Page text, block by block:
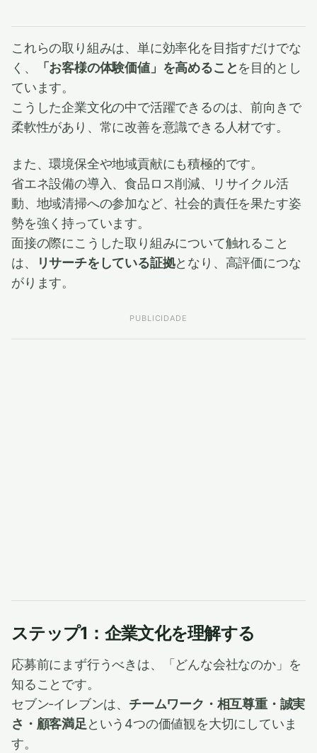
これらの取り組みは、単に効率化を目指すだけでな
く、
「お客様の体験価値」を高めることを目的とし
ています。
こうした企業文化の中で活躍できるのは、前向きで
柔軟性があり、常に改善を意識できる人材です。
また、環境保全や地域貢献にも積極的です。
省エネ設備の導入、食品ロス削減、リサイクル活
動、地域清掃への参加など、社会的責任を果たす姿
勢を強く持っています。
面接の際にこうした取り組みについて触れること
は、
リサーチをしている証拠となり、高評価につな
がります。
PUBLICIDADE
ステップ1：企業文化を理解する
応募前にまず行うべきは、「どんな会社なのか」を
知ることです。
セブン‐イレブンは、 チームワーク・相互尊重・誠実
さ・顧客満足という4つの価値観を大切にしていま
す。